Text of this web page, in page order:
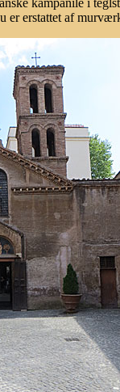
kampanile i
er erstattet af